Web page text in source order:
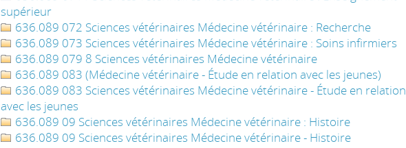
supérieur
636.089 072 Sciences vétérinaires Médecine vétérinaire : Recherche
636.089 073 Sciences vétérinaires Médecine vétérinaire : Soins infirmiers
636.089 079 8 Sciences vétérinaires Médecine vétérinaire
636.089 083 (Médecine vétérinaire - Étude en relation avec les jeunes)
636.089 083 Sciences vétérinaires Médecine vétérinaire - Étude en relation
avec les jeunes
636.089 09 Sciences vétérinaires Médecine vétérinaire : Histoire
636.089 09 Sciences vétérinaires Médecine vétérinaire - Histoire